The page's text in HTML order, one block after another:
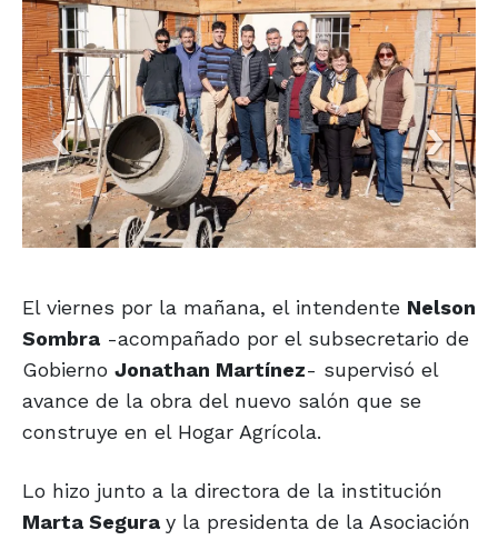
El viernes por la mañana, el intendente Nelson
Sombra -acompañado por el subsecretario de
Gobierno Jonathan Martínez- supervisó el
avance de la obra del nuevo salón que se
construye en el Hogar Agrícola.
Lo hizo junto a la directora de la institución
Marta Segura y la presidenta de la Asociación